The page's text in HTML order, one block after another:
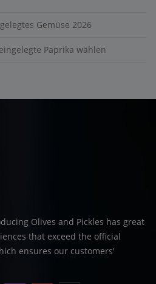
Gemüse 2026
Paprika wählen
Olives and Pickles has great
that exceed the official
ensures our customers'